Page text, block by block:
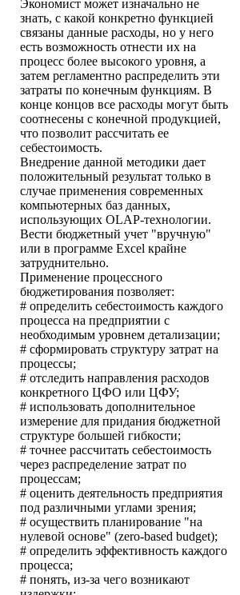
Экономист может изначально не
знать, с какой конкретно функцией
связаны данные расходы, но у него
есть возможность отнести их на
процесс более высокого уровня, а
затем регламентно распределить эти
затраты по конечным функциям. В
конце концов все расходы могут быть
соотнесены с конечной продукцией,
что позволит рассчитать ее
себестоимость.
Внедрение данной методики дает
положительный результат только в
случае применения современных
компьютерных баз данных,
использующих OLAP-технологии.
Вести бюджетный учет "вручную"
или в программе Excel крайне
затруднительно.
Применение процессного
бюджетирования позволяет:
# определить себестоимость каждого
процесса на предприятии с
необходимым уровнем детализации;
# сформировать структуру затрат на
процессы;
# отследить направления расходов
конкретного ЦФО или ЦФУ;
# использовать дополнительное
измерение для придания бюджетной
структуре большей гибкости;
# точнее рассчитать себестоимость
через распределение затрат по
процессам;
# оценить деятельность предприятия
под различными углами зрения;
# осуществить планирование "на
нулевой основе" (zero-based budget);
# определить эффективность каждого
процесса;
# понять, из-за чего возникают